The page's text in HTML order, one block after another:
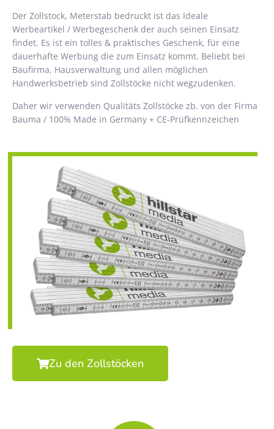
Der Zollstock, Meterstab bedruckt ist das Ideale
Werbeartikel / Werbegeschenk der auch seinen Einsatz
findet. Es ist ein tolles & praktisches Geschenk, für eine
dauerhafte Werbung die zum Einsatz kommt. Beliebt bei
Baufirma, Hausverwaltung und allen möglichen
Handwerksbetrieb sind Zollstöcke nicht wegzudenken.
Daher wir verwenden Qualitäts Zollstöcke zb. von der Firma
Bauma / 100% Made in Germany + CE-Prüfkennzeichen
Zu den Zollstöcken